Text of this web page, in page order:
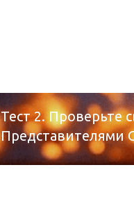
Тест 2. Проверьте
Представителями